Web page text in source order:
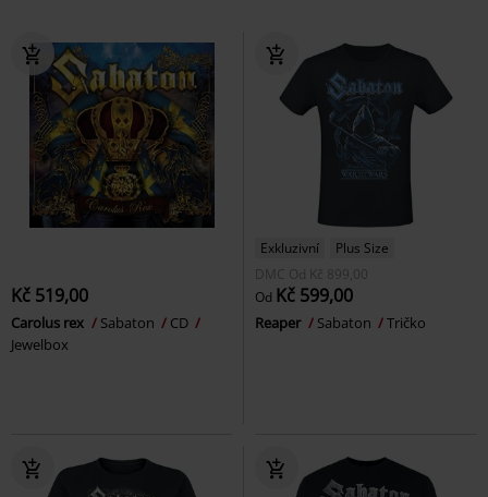
Kč 519,00
Carolus rex Sabaton
CD
Jewelbox
Exkluzivní
Plus Size
DMC Od Kč 899,00
Od Kč 599,00
Reaper Sabaton Tričko